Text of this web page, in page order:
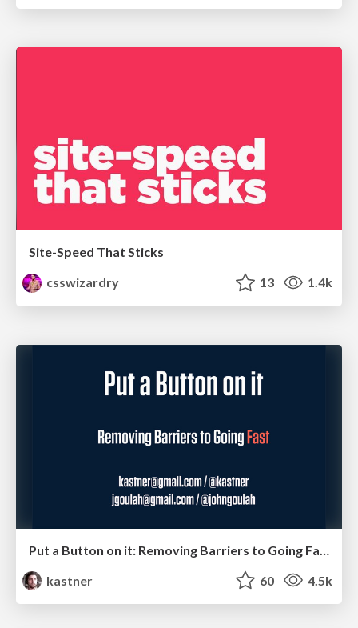
Site-Speed That Sticks
csswizardry
13 1.4k
kastner
60 4.5k